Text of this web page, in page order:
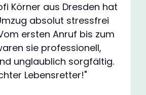
Körner aus Dresden hat
absolut stressfrei
ersten Anruf bis zum
sie professionell,
unglaublich sorgfältig.
Lebensretter!"